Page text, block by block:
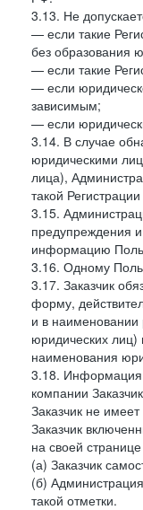
3.13. Не
— если такие
без образования
— если такие
— если
зависимым;
— если
3.14. В случае
юридическими
лица),
такой
3.15.
предупреждения
информацию
3.16. Одному
3.17. Заказчик
форму,
и в
юридических
наименования
3.18. Информация
компании
Заказчик не
Заказчик
на своей
(а) Заказчик
(б)
такой отметки.